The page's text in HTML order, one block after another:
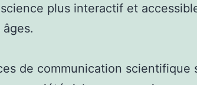
science plus interactif et
de communication scientifique